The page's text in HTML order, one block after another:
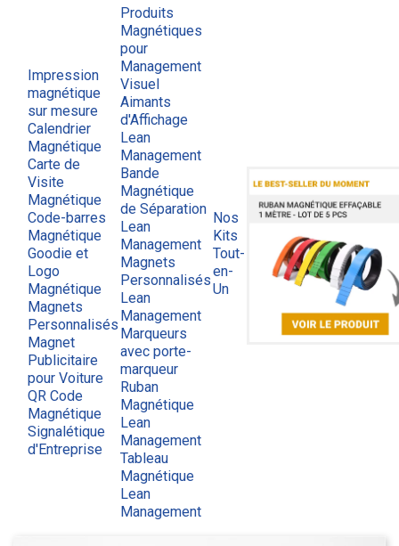
Impression
magnétique
sur mesure
Calendrier
Magnétique
Carte de
Visite
Magnétique
Code-barres
Magnétique
Goodie et
Logo
Magnétique
Magnets
Personnalisés
Magnet
Publicitaire
pour Voiture
QR Code
Magnétique
Signalétique
d'Entreprise
Produits
Magnétiques
pour
Management
Visuel
Aimants
d'Affichage
Lean
Management
Bande
Magnétique
de Séparation
Lean
Management
Magnets
Personnalisés
Lean
Management
Marqueurs
avec porte-
marqueur
Ruban
Magnétique
Lean
Management
Tableau
Magnétique
Lean
Management
Nos
Kits
Tout-
en-
Un